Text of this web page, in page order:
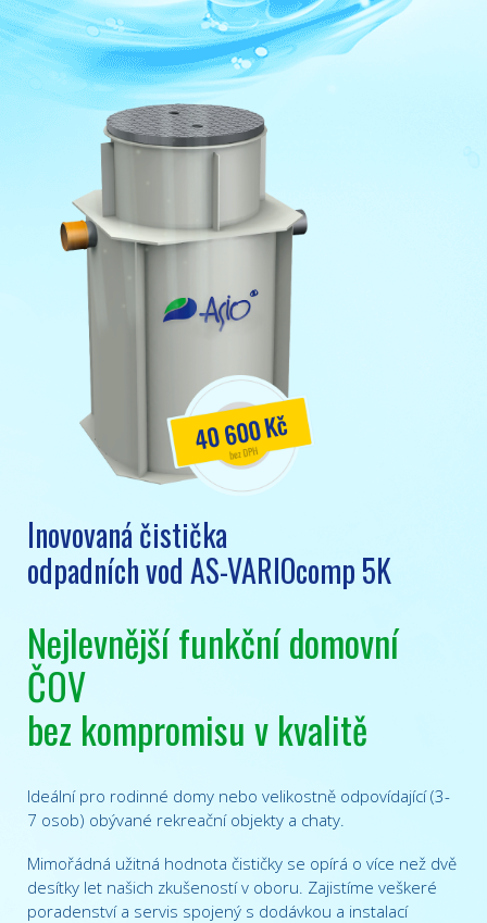
40 600 Kč
Inovovaná čistička
odpadních vod AS-VARIOcomp 5K
Nejlevnější funkční domovní
ČOV
bez kompromisu v kvalitě
Ideální pro rodinné domy nebo velikostně odpovídající (3-
7 osob) obývané rekreační objekty a chaty.
Mimořádná užitná hodnota čističky se opírá o více než dvě
desítky let našich zkušeností v oboru. Zajistíme veškeré
poradenství a servis spojený s dodávkou a instalací